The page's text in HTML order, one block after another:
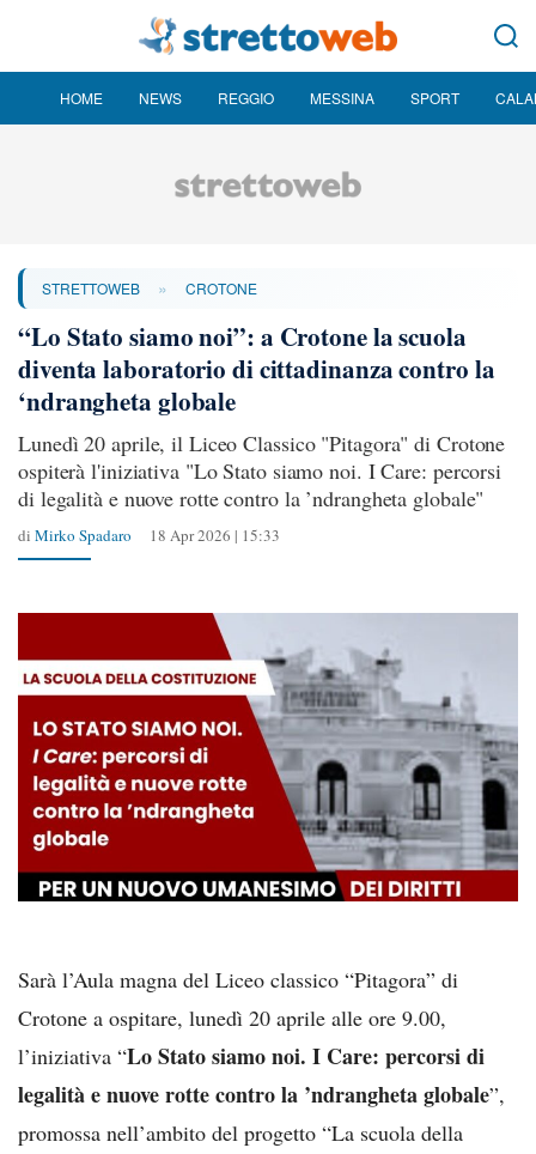
HOME NEWS REGGIO MESSINA SPORT
STRETTOWEB » CROTONE
“Lo Stato siamo noi”: a Crotone la scuola
diventa laboratorio di cittadinanza contro la
‘ndrangheta globale
Lunedì 20 aprile, il Liceo Classico "Pitagora" di Crotone
ospiterà l'iniziativa "Lo Stato siamo noi. I Care: percorsi
di legalità e nuove rotte contro la ’ndrangheta globale"
di Mirko Spadaro 18 Apr 2026 | 15:33
Sarà l’Aula magna del Liceo classico “Pitagora” di
Crotone a ospitare, lunedì 20 aprile alle ore 9.00,
l’iniziativa “Lo Stato siamo noi. I Care: percorsi di
legalità e nuove rotte contro la ’ndrangheta globale”,
promossa nell’ambito del progetto “La scuola della